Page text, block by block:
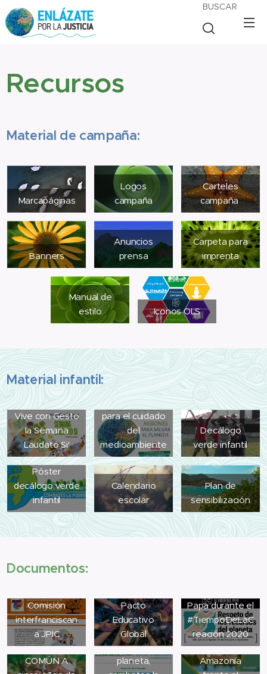
BUSCAR
Recursos
Material de campaña:
Marcapáginas
Logos
campaña
Carteles
campaña
Banners
Anuncios
prensa
Carpeta para
imprenta
Manual de
estilo
Iconos OLS
Material infantil:
Vive con Gesto
la Semana
Laudato Si'
15 misiones
para el cuidado
del
medioambiente
Decálogo
verde infantil
Póster
decálogo verde
infantil
Calendario
escolar
Plan de
sensibilización
Documentos:
Nuevos estilos
Comisión
interfranciscan
a JPIC
Pacto
Educativo
Global
Papa durante el
#TiempoDeLaC
reación 2020
EN
CAMINOPARA
EL CUIDADODE
LA CASA
COMÚN A
Ampliación de
la Campaña "Si
cuidas el
planeta,
Boletín del
webinar "La
Amazonía